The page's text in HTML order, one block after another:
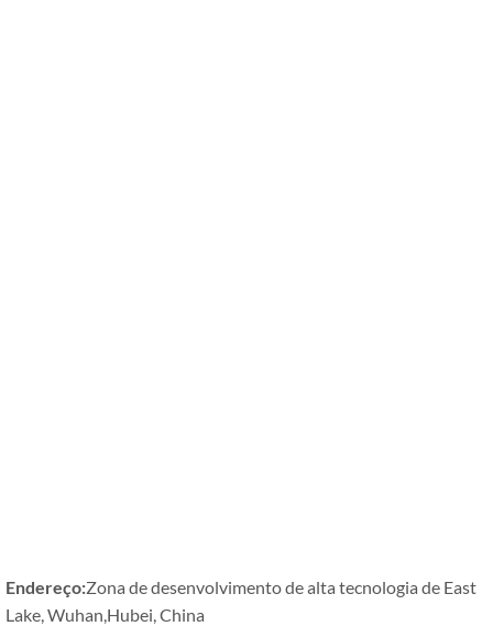
Endereço:Zona de desenvolvimento de alta tecnologia de East
Lake, Wuhan,Hubei, China